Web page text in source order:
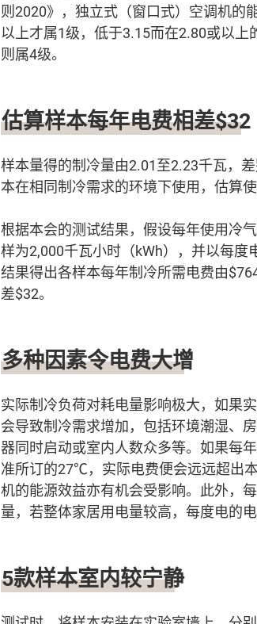
则2020》，独立式（窗口式）空调机的
以上才属1级，低于3.15而在2.80或以
则属4级。
估算样本每年电费相差$32
样本量得的制冷量由2.01至2.23千瓦，
本在相同制冷需求的环境下使用，估算
根据本会的测试结果，假设每年使用冷
样为2,000千瓦小时（kWh），并以每度
结果得出各样本每年制冷所需电费由
差$32。
多种因素令电费大增
实际制冷负荷对耗电量影响极大，如果
会导致制冷需求增加，包括环境潮湿、
器同时启动或室内人数众多等。如果每
准所订的27℃，实际电费便会远远超出
机的能源效益亦有机会受影响。此外，
量，若整体家居用电量较高，每度电的电
5款样本室内较宁静